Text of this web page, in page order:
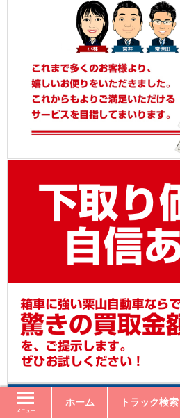
メニュー
ホーム トラック検索